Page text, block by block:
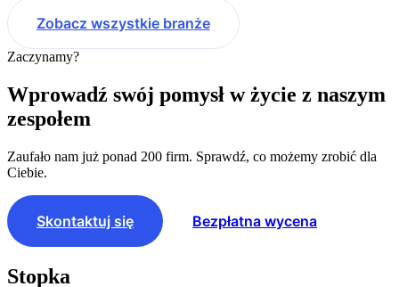
Zobacz wszystkie branże
Zaczynamy?
Wprowadź swój pomysł w życie z naszym
zespołem
Zaufało nam już ponad 200 firm. Sprawdź, co możemy zrobić dla
Ciebie.
Skontaktuj się Bezpłatna wycena
Stopka